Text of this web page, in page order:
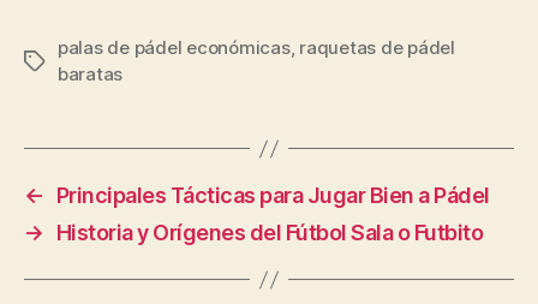
Etiquetas
palas de pádel económicas, raquetas de pádel
baratas
←
Principales Tácticas para Jugar Bien a Pádel
→
Historia y Orígenes del Fútbol Sala o Futbito